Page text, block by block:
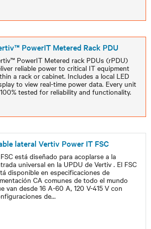
PowerIT Metered Rack PDU
PowerIT Metered rack PDUs (rPDU)
reliable power to critical IT equipment
a rack or cabinet. Includes a local LED
to view real-time power data. Every unit
tested for reliability and functionality.
lateral Vertiv Power IT FSC
está diseñado para acoplarse a la
universal en la UPDU de Vertiv . El FSC
disponible en especificaciones de
CA comunes de todo el mundo
van desde 16 A-60 A, 120 V-415 V con
de...